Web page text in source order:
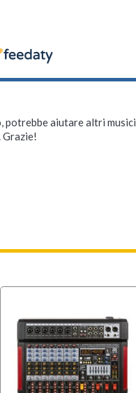
aiutare altri